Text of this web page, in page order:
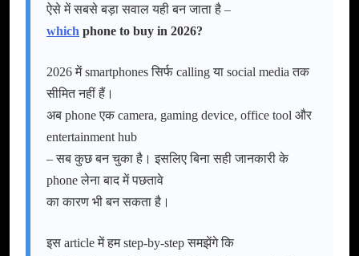
ऐसे में सबसे बड़ा सवाल यही बन जाता है –
which phone to buy in 2026?
2026 में smartphones सिर्फ calling या social media तक
सीमित नहीं हैं।
अब phone एक camera, gaming device, office tool और
entertainment hub
– सब कुछ बन चुका है। इसलिए बिना सही जानकारी के
phone लेना बाद में पछतावे
का कारण भी बन सकता है।
इस article में हम step-by-step समझेंगे कि